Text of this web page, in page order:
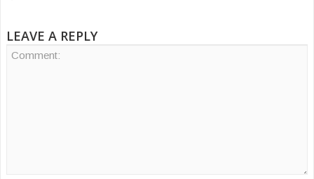
LEAVE A REPLY